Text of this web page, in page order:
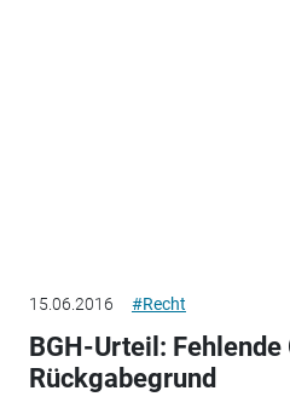
15.06.2016 #Recht
BGH-Urteil:
Rückgabegrund